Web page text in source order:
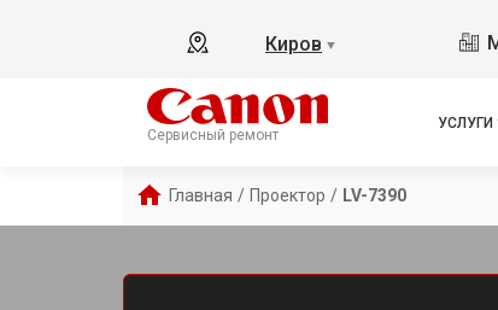
Киров ▼
Сервисный ремонт
УСЛУГИ
Главная / Проектор / LV-7390